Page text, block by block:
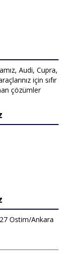
Audi, Cupra,
için sıfır
çözümler
Ostim/Ankara